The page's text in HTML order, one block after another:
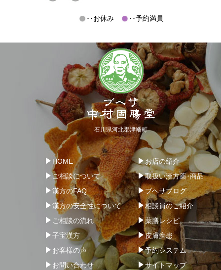
･･お休み ･･予約満員
石川県河北郡津幡町
HOME
お店の紹介
ご相談について
取扱い漢方薬･商品
漢方のFAQ
ブヘサブログ
漢方の安全性について
相談員のご紹介
ご相談の流れ
薬膳レシピ
子宝漢方
皮膚疾患
お客様の声
予約システム
お問い合わせ
サイトマップ